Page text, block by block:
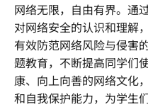
网络无限，自由有界。通
对网络安全的认识和理解
有效防范网络风险与侵害
题教育，不断提高同学们
康、向上向善的网络文化
和自我保护能力，为学生